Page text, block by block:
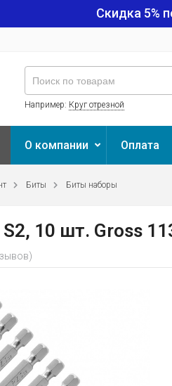
Скидка 5%
Например: Круг отрезной
О компании Оплата
Биты Биты наборы
10 шт. Gross